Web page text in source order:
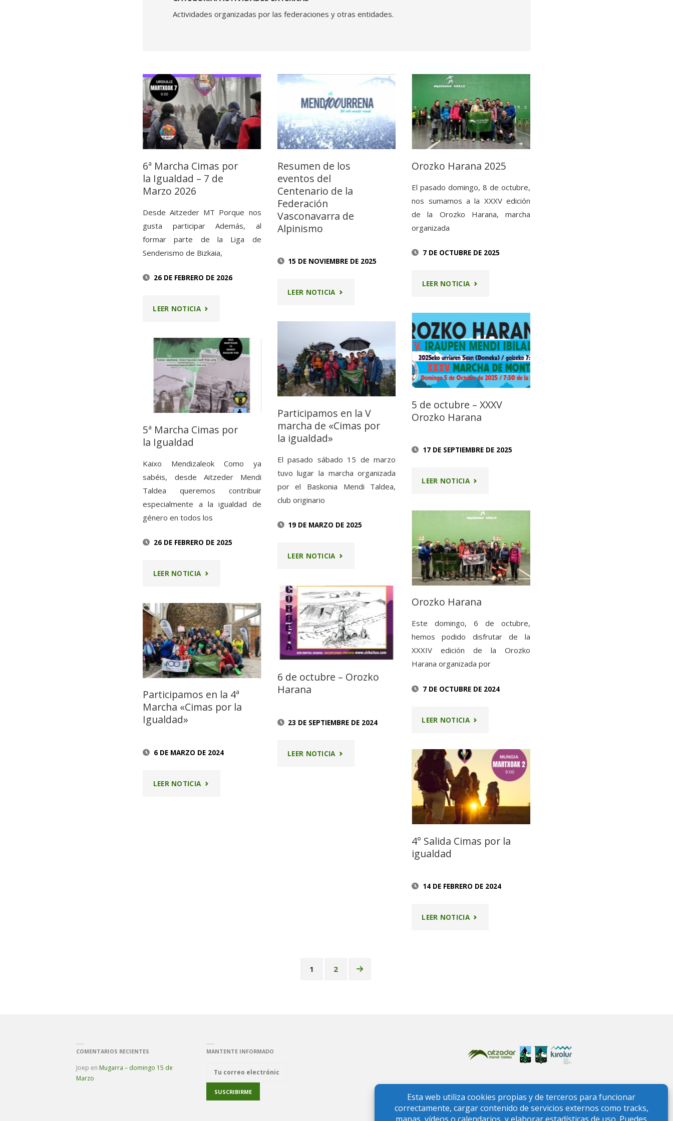
Actividades organizadas por las federaciones y otras entidades.
6ª Marcha Cimas por
la Igualdad – 7 de
Marzo 2026
Desde Aitzeder MT Porque nos
gusta participar Además, al
formar parte de la Liga de
Senderismo de Bizkaia,
26 DE FEBRERO DE 2026
LEER NOTICIA"6ª
CIMAS
LA
7
MARZO
Resumen de los
eventos del
Centenario de la
Federación
Vasconavarra de
Alpinismo
15 DE NOVIEMBRE DE 2025
LEER NOTICIA"RESUMEN
EVENTOS
DEL
DE
VASCONAVARRA
Orozko Harana 2025
El pasado domingo, 8 de octubre,
nos sumamos a la XXXV edición
de la Orozko Harana, marcha
organizada
7 DE OCTUBRE DE 2025
LEER NOTICIA"OROZKO
2025"
5 de octubre – XXXV
Orozko Harana
17 DE SEPTIEMBRE DE 2025
LEER NOTICIA"5
–
XXXV
Participamos en la V
marcha de «Cimas por
la igualdad»
El pasado sábado 15 de marzo
tuvo lugar la marcha organizada
por el Baskonia Mendi Taldea,
club originario
19 DE MARZO DE 2025
LEER NOTICIA"PARTICIPAMOS
LA
V
MARCHA
IGUALDAD»"
5ª Marcha Cimas por
la Igualdad
Kaixo Mendizaleok Como ya
sabéis, desde Aitzeder Mendi
Taldea queremos contribuir
especialmente a la igualdad de
género en todos los
26 DE FEBRERO DE 2025
LEER NOTICIA"5ª
CIMAS
POR
LA
Orozko Harana
Este domingo, 6 de octubre,
hemos podido disfrutar de la
XXXIV edición de la Orozko
Harana organizada por
7 DE OCTUBRE DE 2024
LEER NOTICIA"OROZKO
6 de octubre – Orozko
Harana
23 DE SEPTIEMBRE DE 2024
LEER NOTICIA"6
Participamos en la 4ª
Marcha «Cimas por la
Igualdad»
6 DE MARZO DE 2024
LEER NOTICIA"PARTICIPAMOS
4° Salida Cimas por la
igualdad
14 DE FEBRERO DE 2024
LEER NOTICIA"4°
1 2
COMENTARIOS RECIENTES
Joep en Mugarra – domingo 15 de
Marzo
MANTENTE INFORMADO